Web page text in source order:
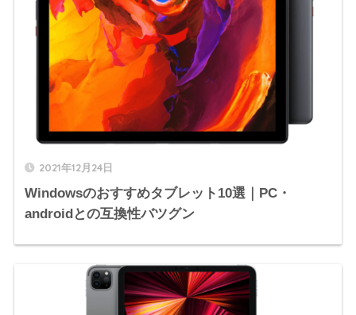
2021年12月24日
Windowsのおすすめタブレット10選｜PC・
androidとの互換性バツグン